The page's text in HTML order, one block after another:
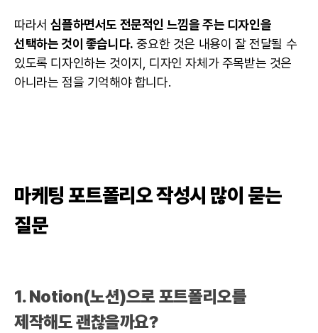
따라서심플하면서도 전문적인 느낌을 주는 디자인을
선택하는 것이 좋습니다. 중요한 것은 내용이 잘 전달될 수
있도록 디자인하는 것이지, 디자인자체가 주목받는 것은
아니라는 점을 기억해야 합니다.
마케팅 포트폴리오 작성시 많이 묻는
질문
1. Notion(노션)으로 포트폴리오를
제작해도 괜찮을까요?